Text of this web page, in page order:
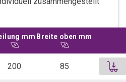
nach
mm
aufsteigend nach
mm Breite oben mm
Sortiere aufsteigend
Breite oben mm
200 85